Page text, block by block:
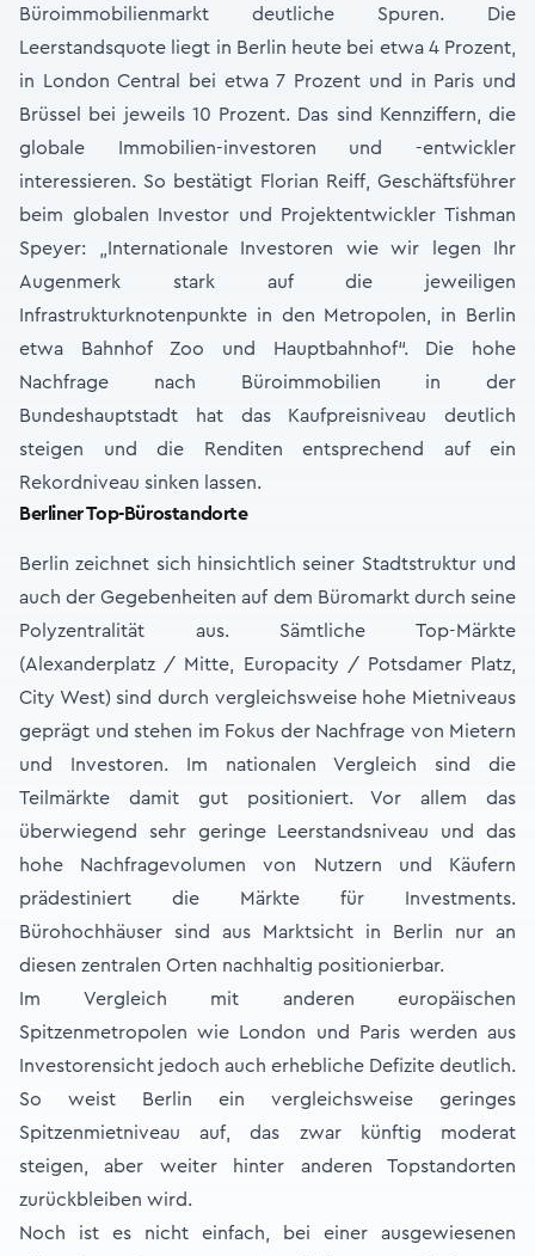
Büroimmobilienmarkt deutliche Spuren. Die
Leerstandsquote liegt in Berlin heute bei etwa 4 Prozent,
in London Central bei etwa 7 Prozent und in Paris und
Brüssel bei jeweils 10 Prozent. Das sind Kennziffern, die
globale Immobilien-investoren und -entwickler
interessieren. So bestätigt Florian Reiff, Geschäftsführer
beim globalen Investor und Projektentwickler Tishman
Speyer: „Internationale Investoren wie wir legen Ihr
Augenmerk stark auf die jeweiligen
Infrastrukturknotenpunkte in den Metropolen, in Berlin
etwa Bahnhof Zoo und Hauptbahnhof“. Die hohe
Nachfrage nach Büroimmobilien in der
Bundeshauptstadt hat das Kaufpreisniveau deutlich
steigen und die Renditen entsprechend auf ein
Rekordniveau sinken lassen.
Berliner Top-Bürostandorte
Berlin zeichnet sich hinsichtlich seiner Stadtstruktur und
auch der Gegebenheiten auf dem Büromarkt durch seine
Polyzentralität aus. Sämtliche Top-Märkte
(Alexanderplatz / Mitte, Europacity / Potsdamer Platz,
City West) sind durch vergleichsweise hohe Mietniveaus
geprägt und stehen im Fokus der Nachfrage von Mietern
und Investoren. Im nationalen Vergleich sind die
Teilmärkte damit gut positioniert. Vor allem das
überwiegend sehr geringe Leerstandsniveau und das
hohe Nachfragevolumen von Nutzern und Käufern
prädestiniert die Märkte für Investments.
Bürohochhäuser sind aus Marktsicht in Berlin nur an
diesen zentralen Orten nachhaltig positionierbar.
Im Vergleich mit anderen europäischen
Spitzenmetropolen wie London und Paris werden aus
Investorensicht jedoch auch erhebliche Defizite deutlich.
So weist Berlin ein vergleichsweise geringes
Spitzenmietniveau auf, das zwar künftig moderat
steigen, aber weiter hinter anderen Topstandorten
zurückbleiben wird.
Noch ist es nicht einfach, bei einer ausgewiesenen